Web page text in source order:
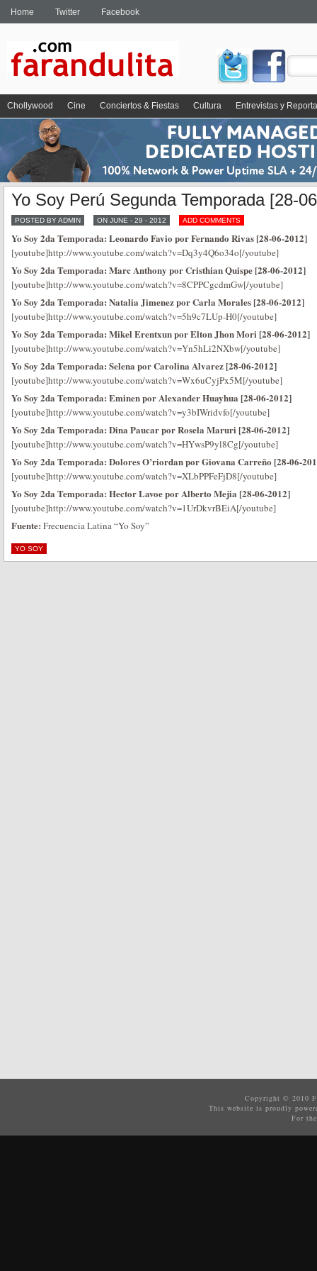
Home Twitter Facebook
Chollywood Cine Conciertos & Fiestas Cultura Entrevistas y
Yo Soy Perú Segunda Temporada [28-
POSTED BY ADMIN ON JUNE - 29 - 2012 ADD COMMENTS
Yo Soy 2da Temporada: Leonardo Favio por Fernando Rivas [28-06-2012]
[youtube]http://www.youtube.com/watch?v=Dq3y4Q6o34o[/youtube]
Yo Soy 2da Temporada: Marc Anthony por Cristhian Quispe [28-06-2012]
[youtube]http://www.youtube.com/watch?v=8CPPCgcdmGw[/youtube]
Yo Soy 2da Temporada: Natalia Jimenez por Carla Morales [28-06-2012]
[youtube]http://www.youtube.com/watch?v=5h9c7LUp-H0[/youtube]
Yo Soy 2da Temporada: Mikel Erentxun por Elton Jhon Mori [28-06-2012]
[youtube]http://www.youtube.com/watch?v=Yn5hLi2NXbw[/youtube]
Yo Soy 2da Temporada: Selena por Carolina Alvarez [28-06-2012]
[youtube]http://www.youtube.com/watch?v=Wx6uCyjPx5M[/youtube]
Yo Soy 2da Temporada: Eminen por Alexander Huayhua [28-06-2012]
[youtube]http://www.youtube.com/watch?v=y3bIWridvfo[/youtube]
Yo Soy 2da Temporada: Dina Paucar por Rosela Maruri [28-06-2012]
[youtube]http://www.youtube.com/watch?v=HYwsP9yl8Cg[/youtube]
Yo Soy 2da Temporada: Dolores O’riordan por Giovana Carreño [28-06-
[youtube]http://www.youtube.com/watch?v=XLbPPFeFjD8[/youtube]
Yo Soy 2da Temporada: Hector Lavoe por Alberto Mejia [28-06-2012]
[youtube]http://www.youtube.com/watch?v=1UrDkvrBEiA[/youtube]
Fuente: Frecuencia Latina “Yo Soy”
YO SOY
Copyright © 2010
This website is proudly
For